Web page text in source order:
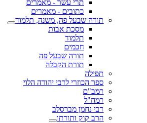
תרי עשר - מאמרים
כתובים - מאמרים
תורה שבעל פה, משנה, תלמוד
מסכת אבות
תלמוד
חכמים
תורה שבעל פה
תורת הקבלה
תפילה
ספר הכוזרי לרבי יהודה הלוי
רמב"ם
רמח"ל
רבי נחמן מברסלב
הרב קוק ותורתו